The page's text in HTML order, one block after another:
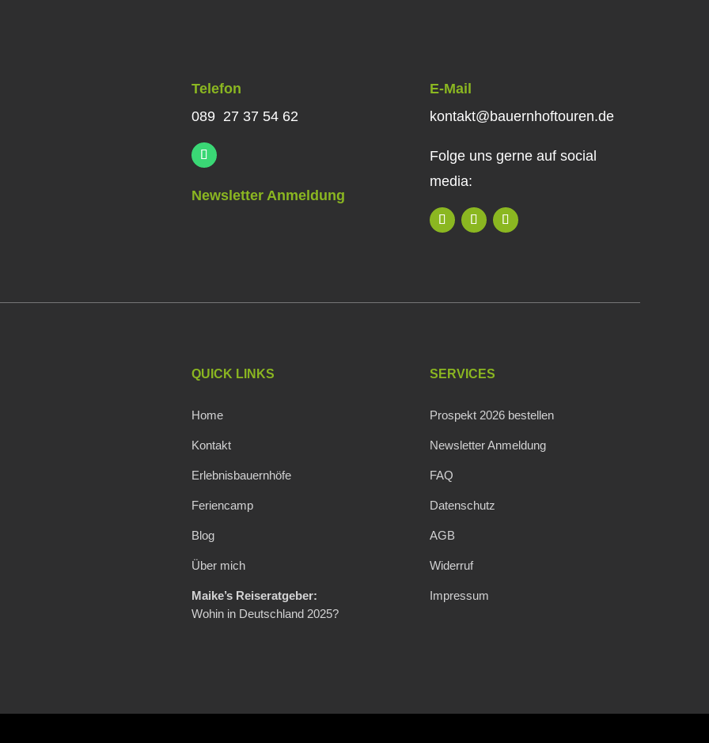
Telefon
089 27 37 54 62
Newsletter Anmeldung
E-Mail
kontakt@bauernhoftouren.de
Folge uns gerne auf social
media:
QUICK LINKS
Home
Kontakt
Erlebnisbauernhöfe
Feriencamp
Blog
Über mich
Maike’s Reiseratgeber:
Wohin in Deutschland 2025?
SERVICES
Prospekt 2026 bestellen
Newsletter Anmeldung
FAQ
Datenschutz
AGB
Widerruf
Impressum